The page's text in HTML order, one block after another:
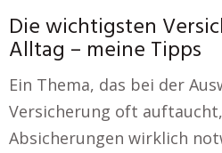
Die wichtigsten
Alltag – meine Tipps
Ein Thema, das bei der
Versicherung oft
Absicherungen wirklich